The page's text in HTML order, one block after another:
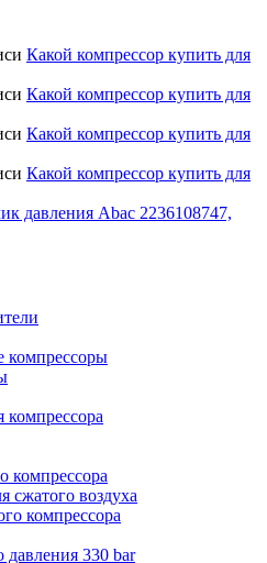
Какой компрессор купить для
Какой компрессор купить для
Какой компрессор купить для
Какой компрессор купить для
давления Abac 2236108747,
компрессоры
компрессора
сжатого воздуха
компрессора
330 bar